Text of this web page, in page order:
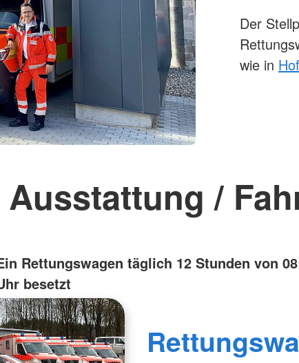
Der
wie in
Ausstattung /
Rettungswagen täglich 12 Stunden von
besetzt